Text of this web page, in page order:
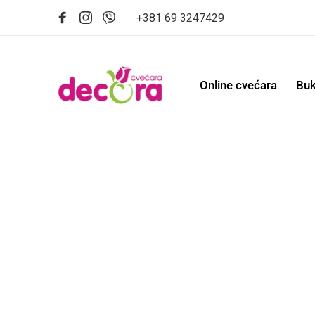
+381 69 3247429
Online cvećara